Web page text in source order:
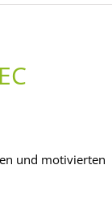
und motivierten